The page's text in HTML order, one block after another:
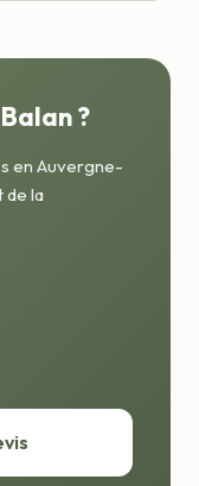
?
en Auvergne-
de la